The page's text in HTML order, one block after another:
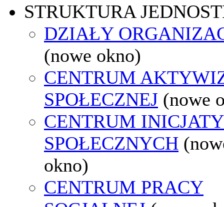
STRUKTURA
DZIAŁY
(nowe okno)
CENTRUM
SPOŁECZNEJ (nowe
CENTRUM
SPOŁECZNYCH
okno)
CENTRUM PRACY